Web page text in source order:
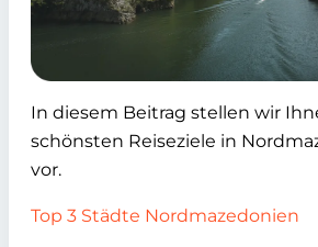
In diesem Beitrag stellen wir
schönsten Reiseziele in
vor.
Top 3 Städte Nordmazedonien